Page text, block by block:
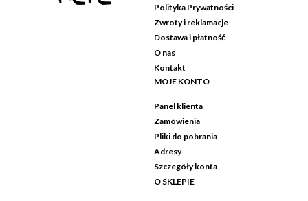
Polityka Prywatności
Zwroty i reklamacje
Dostawa i płatność
O nas
Kontakt
MOJE KONTO
Panel klienta
Zamówienia
Pliki do pobrania
Adresy
Szczegóły konta
O SKLEPIE